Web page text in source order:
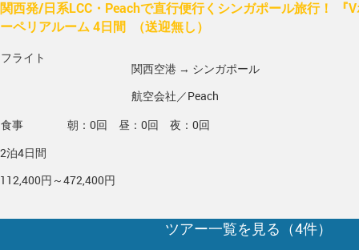
関西発/日系LCC・Peachで直行便行くシンガポール旅行！ 『
ーペリアルーム 4日間 （送迎無し）
フライト
関西空港 → シンガポール
航空会社／Peach
食事
朝：0回 昼：0回 夜：0回
2泊4日間
112,400円～472,400円
ツアー一覧を見る（4件）